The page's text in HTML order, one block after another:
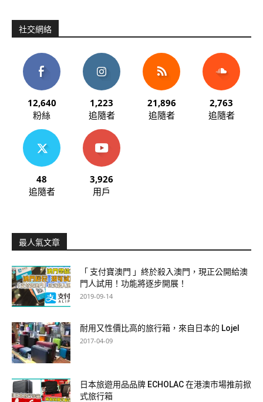
社交網絡
12,640
粉絲
1,223
追隨者
21,896
追隨者
2,763
追隨者
48
追隨者
3,926
用戶
最人氣文章
「 支付寶澳門 」終於殺入澳門，現正公開給澳
門人試用！功能將逐步開展！
2019-09-14
耐用又性價比高的旅行箱，來自日本的 Lojel
2017-04-09
日本旅遊用品品牌 ECHOLAC 在港澳市場推前掀
式旅行箱